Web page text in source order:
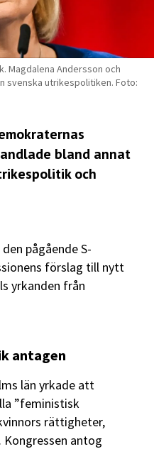
Magdalena Andersson och
svenska utrikespolitiken. Foto:
bland annat
och
pågående S-
förslag till nytt
yrkanden från
antagen
län yrkade att
”feministisk
rättigheter,
Kongressen antog